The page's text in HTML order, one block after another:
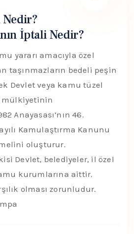
Nedir?
İptali Nedir?
yararı amacıyla özel
taşınmazların bedeli peşin
Devlet veya kamu tüzel
mülkiyetinin
Anayasası’nın 46.
Kamulaştırma Kanunu
oluşturur.
Devlet, belediyeler, il özel
kurumlarına aittir.
olması zorunludur.